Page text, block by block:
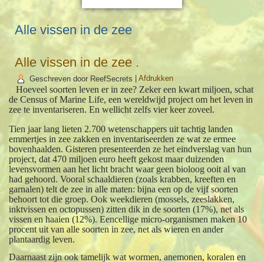
Alle vissen in de zee
Alle vissen in de zee .
Geschreven door ReefSecrets |Afdrukken
Hoeveel soorten leven er in zee? Zeker een kwart miljoen, schat
de Census of Marine Life, een wereldwijd project om het leven in
zee te inventariseren. En wellicht zelfs vier keer zoveel.
Tien jaar lang lieten 2.700 wetenschappers uit tachtig landen
emmertjes in zee zakken en inventariseerden ze wat ze ermee
bovenhaalden. Gisteren presenteerden ze het eindverslag van hun
project, dat 470 miljoen euro heeft gekost maar duizenden
levensvormen aan het licht bracht waar geen bioloog ooit al van
had gehoord. Vooral schaaldieren (zoals krabben, kreeften en
garnalen) telt de zee in alle maten: bijna een op de vijf soorten
behoort tot die groep. Ook weekdieren (mossels, zeeslakken,
inktvissen en octopussen) zitten dik in de soorten (17%), net als
vissen en haaien (12%). Eencellige micro-organismen maken 10
procent uit van alle soorten in zee, net als wieren en ander
plantaardig leven.
Daarnaast zijn ook tamelijk wat wormen, anemonen, koralen en